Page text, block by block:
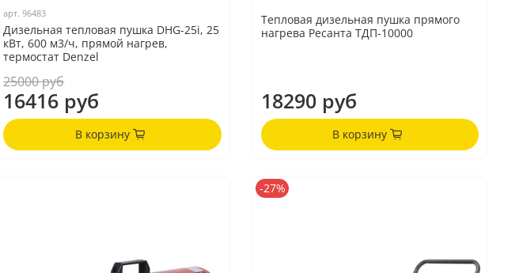
арт.96483
Дизельная тепловая пушка DHG-25i, 25
кВт, 600 м3/ч, прямой нагрев,
термостат Denzel
25000 руб
16416 руб
В корзину
Тепловая дизельная пушка прямого
нагрева Ресанта ТДП-10000
18290 руб
В корзину
-27%